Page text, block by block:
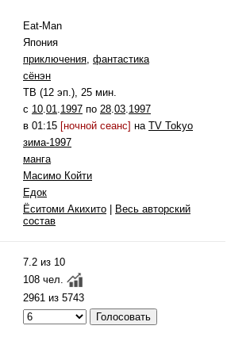
Eat-Man
Япония
приключения, фантастика
сёнэн
ТВ (12 эп.), 25 мин.
c 10.01.1997 по 28.03.1997
в 01:15 [ночной сеанс] на TV Tokyo
зима-1997
манга
Масимо Койти
Едок
Ёситоми Акихито
Весь авторский
состав
7.2 из 10
108 чел.
2961 из 5743